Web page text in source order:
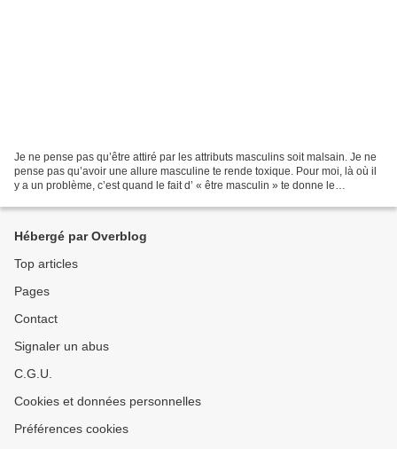
Je ne pense pas qu’être attiré par les attributs masculins soit malsain. Je ne
pense pas qu’avoir une allure masculine te rende toxique. Pour moi, là où il
y a un problème, c’est quand le fait d’ « être masculin » te donne le
Hébergé par Overblog
Top articles
Pages
Contact
Signaler un abus
C.G.U.
Cookies et données personnelles
Préférences cookies